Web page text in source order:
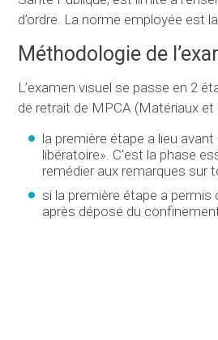
d’ordre. La norme employée est
Méthodologie de
L’examen visuel se passe en 2
de retrait de MPCA (Matériaux
la première étape a lieu
libératoire». C’est la phase
remédier aux remarques sur
si la première étape a
après dépose du